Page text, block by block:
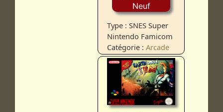
Neuf
Type : SNES Super
Nintendo Famicom
Catégorie :Arcade